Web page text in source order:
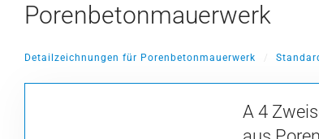
Porenbetonmauerwerk
Detailzeichnungen für Porenbetonmauerwerk
A 4